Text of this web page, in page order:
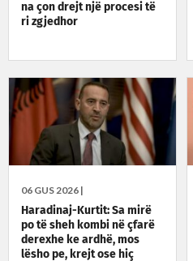
na çon drejt një procesi të
ri zgjedhor
06 GUS 2026 |
Haradinaj-Kurtit: Sa mirë
po të sheh kombi në çfarë
derexhe ke ardhë, mos
lësho pe, krejt ose hiç